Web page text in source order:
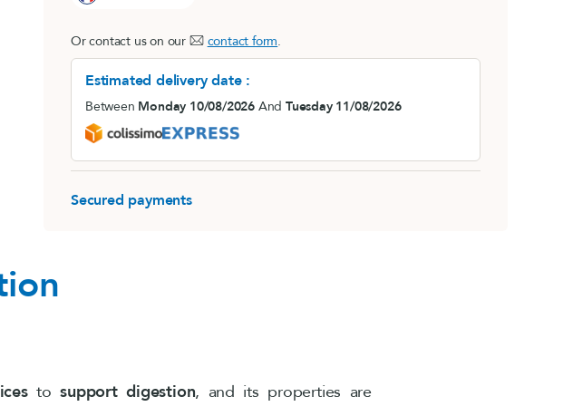
Destockage
Sommeil
Or contact us on our contact form.
Estimated delivery date :
Between Monday 10/08/2026 AndTuesday 11/08/2026
Secured payments
tosupport digestion, and its properties are